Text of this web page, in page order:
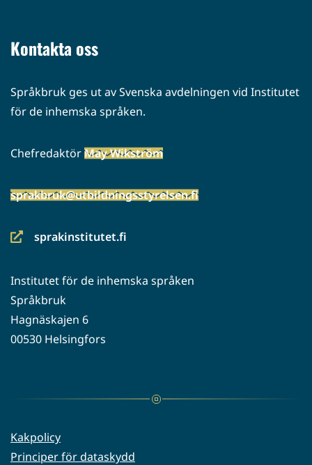
Kontakta oss
Språkbruk ges ut av Svenska avdelningen vid Institutet
för de inhemska språken.
ChefredaktörMay Wikström
sprakbruk@utbildningsstyrelsen.fi
sprakinstitutet.fi
(siirryt
palveluun)
Institutet för de inhemska språken
Språkbruk
Hagnäskajen 6
00530 Helsingfors
Kakpolicy
Principer för dataskydd